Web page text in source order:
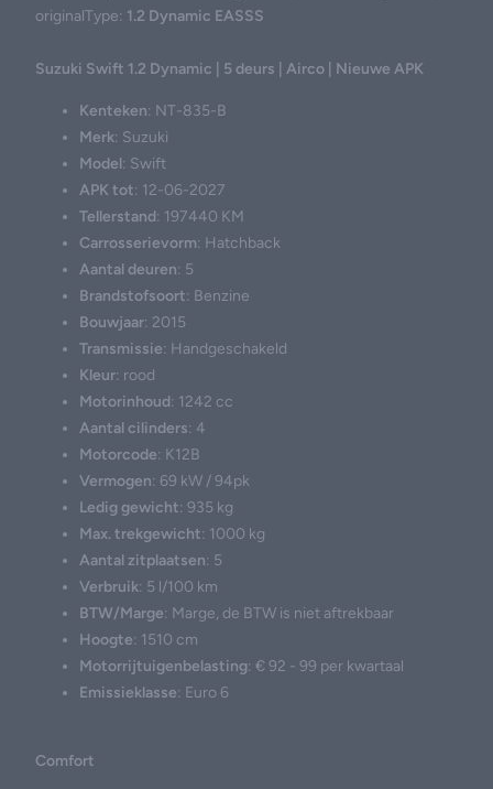
originalType: 1.2 Dynamic EASSS
Suzuki Swift 1.2 Dynamic | 5 deurs | Airco | Nieuwe APK
Kenteken: NT-835-B
Merk: Suzuki
Model: Swift
APK tot: 12-06-2027
Tellerstand: 197440 KM
Carrosserievorm: Hatchback
Aantal deuren: 5
Brandstofsoort: Benzine
Bouwjaar: 2015
Transmissie: Handgeschakeld
Kleur: rood
Motorinhoud: 1242 cc
Aantal cilinders: 4
Motorcode: K12B
Vermogen: 69 kW / 94pk
Ledig gewicht: 935 kg
Max. trekgewicht: 1000 kg
Aantal zitplaatsen: 5
Verbruik: 5 l/100 km
BTW/Marge: Marge, de BTW is niet aftrekbaar
Hoogte: 1510 cm
Motorrijtuigenbelasting: € 92 - 99 per kwartaal
Emissieklasse: Euro 6
Comfort